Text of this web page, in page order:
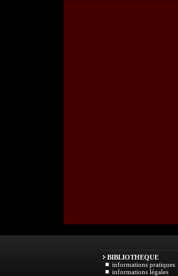
BIBLIOTHEQUE
informations pratiques
informations légales